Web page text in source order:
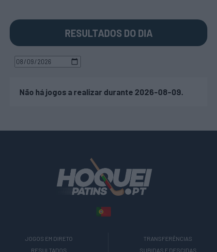
RESULTADOS DO DIA
Não há jogos a realizar durante 2026-08-09.
JOGOS EM DIRETO
RESULTADOS
TRANSFERÊNCIAS
SUBIDAS E DESCIDAS